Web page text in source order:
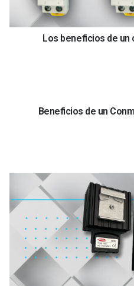
Los beneficios de un
Beneficios de un